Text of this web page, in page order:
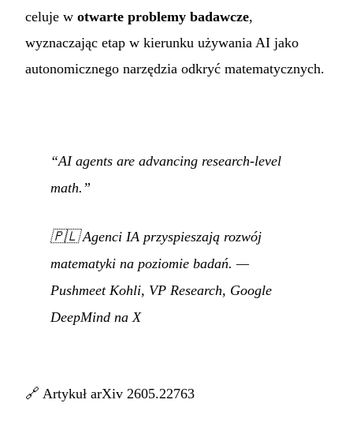
celuje w otwarte problemy badawcze,
wyznaczając etap w kierunku używania AI jako
autonomicznego narzędzia odkryć matematycznych.
“AI agents are advancing research-level
math.”
🇵🇱Agenci IA przyspieszają rozwój
matematyki na poziomie badań. —
Pushmeet Kohli, VP Research, Google
DeepMind na X
🔗 Artykuł arXiv 2605.22763